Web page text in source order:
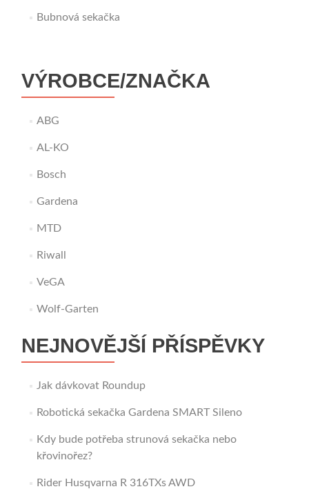
Bubnová sekačka
VÝROBCE/ZNAČKA
ABG
AL-KO
Bosch
Gardena
MTD
Riwall
VeGA
Wolf-Garten
NEJNOVĚJŠÍ PŘÍSPĚVKY
Jak dávkovat Roundup
Robotická sekačka Gardena SMART Sileno
Kdy bude potřeba strunová sekačka nebo
křovinořez?
Rider Husqvarna R 316TXs AWD